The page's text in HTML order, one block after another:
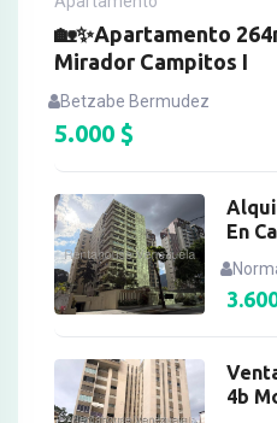
🏡✨Apartamento
Mirador Campitos I
Betzabe Bermudez
5.000 $
En
4b